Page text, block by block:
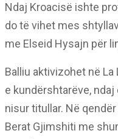
Ndaj Kroacisë ishte
do të vihet mes
me Elseid Hysajn për
Balliu aktivizohet në
e kundërshtarëve,
nisur titullar. Në
Berat Gjimshiti me